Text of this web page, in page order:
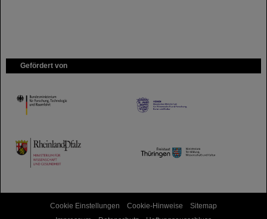
Gefördert von
HMWK
TMWWDG
Cookie Einstellungen Cookie-Hinweise
Sitemap